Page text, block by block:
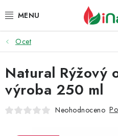
na
POTRAVINY
OŘECHY A SUŠENÉ PLODY
SNACKY
Ocet
Natural Rýžový
výroba 250 ml
Neohodnoceno